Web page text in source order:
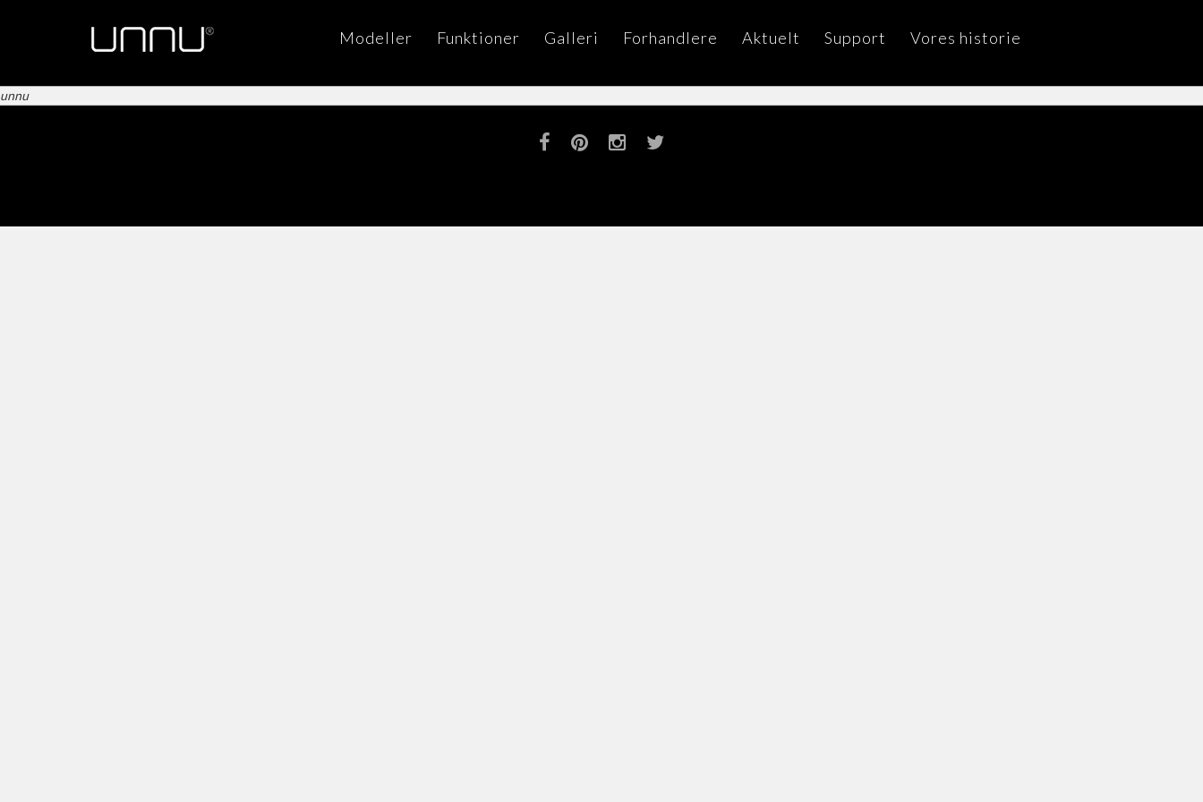
Modeller Funktioner Galleri Forhandlere Aktuelt Support Vores historie
unnu